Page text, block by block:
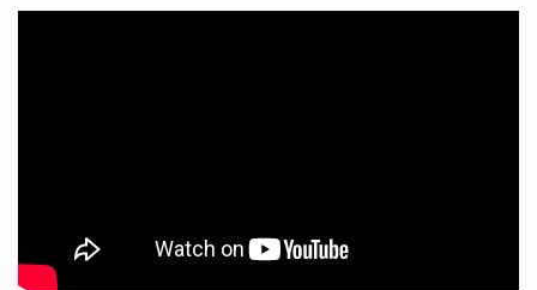
Téléalimentation : 12 Vcc / 80 mA sur entrée UHF